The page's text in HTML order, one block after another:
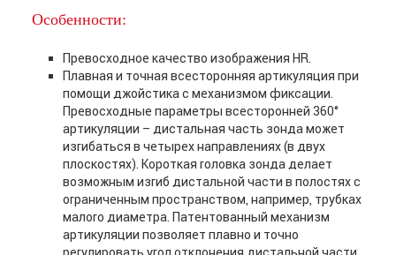
Особенности:
Превосходное качество изображения HR.
Плавная и точная всесторонняя артикуляция при
помощи джойстика с механизмом фиксации.
Превосходные параметры всесторонней 360°
артикуляции – дистальная часть зонда может
изгибаться в четырех направлениях (в двух
плоскостях). Короткая головка зонда делает
возможным изгиб дистальной части в полостях с
ограниченным пространством, например, трубках
малого диаметра. Патентованный механизм
артикуляции позволяет плавно и точно